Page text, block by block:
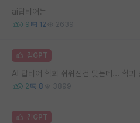
ai탑티어는
9 12 2639
김GPT
2 8 3899
김GPT